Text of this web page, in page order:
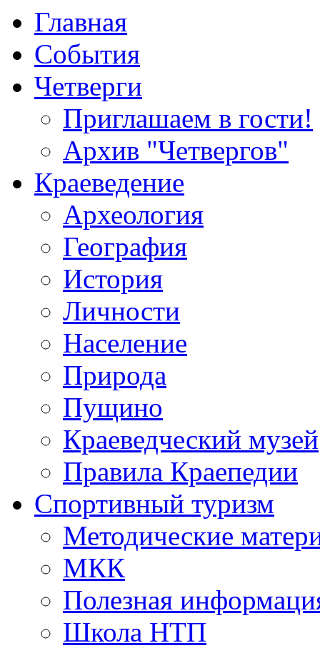
Главная
События
Четверги
Приглашаем в гости!
Архив "Четвергов"
Краеведение
Археология
География
История
Личности
Население
Природа
Пущино
Краеведческий музей
Правила Краепедии
Спортивный туризм
Методические
МКК
Полезная
Школа НТП